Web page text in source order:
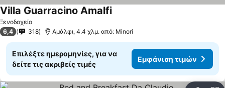
Ξενοδοχείο
Villa Guarracino Amalfi
6,4 318 Αμάλφι, 4.4 χλμ. από: Minori
Επιλέξτε ημερομηνίες, για να
δείτε τις ακριβείς τιμές
Εμφάνιση τιμών